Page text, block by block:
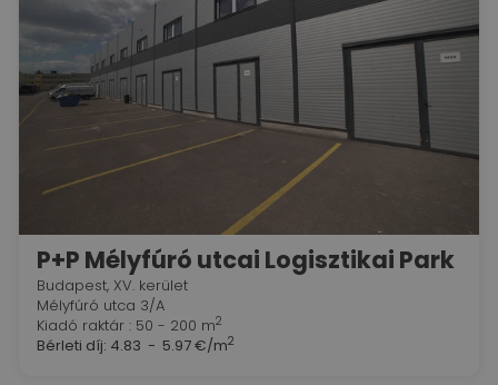
P+P Mélyfúró utcai Logisztikai Park
Budapest, XV. kerület
Mélyfúró utca 3/A
Kiadó raktár : 50 - 200 m2
Bérleti díj: 4.83 - 5.97 €/m2